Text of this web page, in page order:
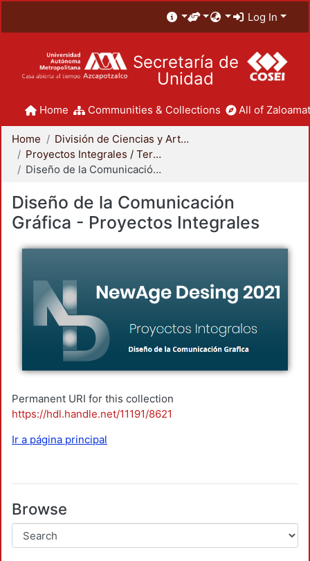
Log In
Secretaría de
Unidad
Home Communities & Collections All of
Home
División de Ciencias y Artes para el Diseño
Proyectos Integrales / Terminales - Licenciatura
Diseño de la Comunicación Gráfica - Proyectos Integrales
Diseño de la Comunicación
Gráfica - Proyectos Integrales
Permanent URI for this collection
https://hdl.handle.net/11191/8621
Ir a página principal
Browse